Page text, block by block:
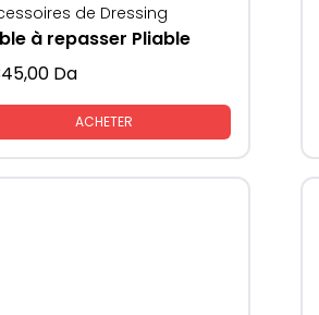
de Dressing
à repasser Pliable
Da
ACHETER